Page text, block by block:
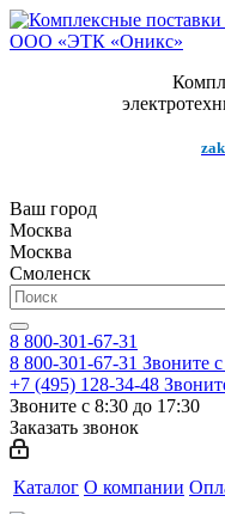
Ваш город
Москва
Москва
Смоленск
8 800-301-67-31
8 800-301-67-31 Звоните
+7 (495) 128-34-48
Звоните с 8:30 до 17:30
Заказать звонок
Каталог О компании